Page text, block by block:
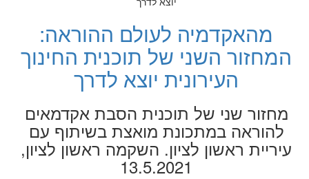
מהאקדמיה לעולם ההוראה:
המחזור השני של תוכנית החינוך
העירונית יוצא לדרך
מחזור שני של תוכנית הסבת אקדמאים
להוראה במתכונת מואצת בשיתוף עם
עיריית ראשון לציון. השקמה ראשון לציון,
13.5.2021